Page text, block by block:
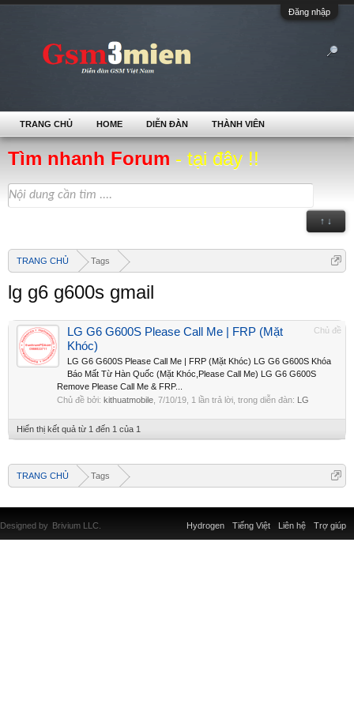
Đăng nhập
Tìm nhanh Forum - tại đây !!
↑ ↓
TRANG CHỦ Tags
lg g6 g600s gmail
Chủ đề
LG G6 G600S Please Call Me | FRP (Mặt
Khóc)
LG G6 G600S Please Call Me | FRP (Mặt Khóc) LG G6 G600S Khóa
Báo Mất Từ Hàn Quốc (Mặt Khóc,Please Call Me) LG G6 G600S
Remove Please Call Me & FRP...
Chủ đề bởi: kithuatmobile 7/10/19 , 1 lần trả lời, trong diễn đàn: LG
Hiển thị kết quả từ 1 đến 1 của 1
TRANG CHỦ Tags
TRANG CHỦ HOME DIỄN ĐÀN THÀNH VIÊN
Liên hệ Trợ giúp
Hydrogen Tiếng Việt
Designed by Brivium LLC.